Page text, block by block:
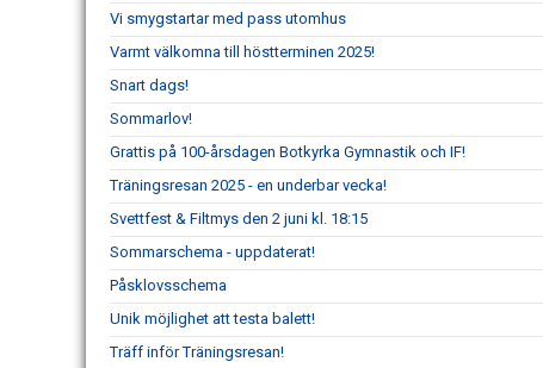
Vi smygstartar med pass utomhus
Varmt välkomna till höstterminen 2025!
Snart dags!
Sommarlov!
Grattis på 100-årsdagen Botkyrka Gymnastik och IF!
Träningsresan 2025 - en underbar vecka!
Svettfest & Filtmys den 2 juni kl. 18:15
Sommarschema - uppdaterat!
Påsklovsschema
Unik möjlighet att testa balett!
Träff inför Träningsresan!